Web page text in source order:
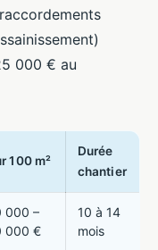
000 € au
100 m²
Durée
chantier
000 –
000 €
10 à 14
mois